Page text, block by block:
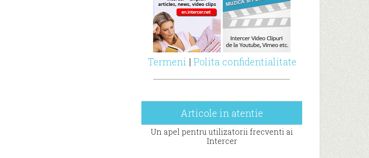
Termeni | Polita confidentialitate
Articole in atentie
Un apel pentru utilizatorii frecventi ai
Intercer